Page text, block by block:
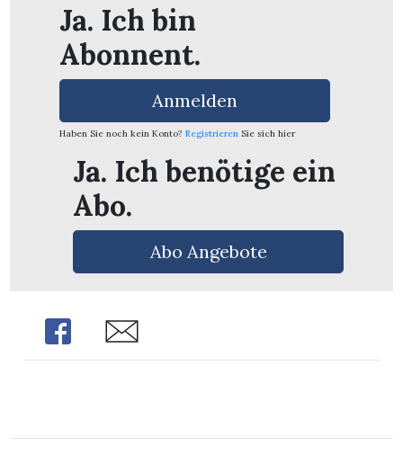
Ja. Ich bin
Abonnent.
Anmelden
Haben Sie noch kein Konto? Registrieren Sie sich hier
Ja. Ich benötige ein
Abo.
Abo Angebote
Share Share